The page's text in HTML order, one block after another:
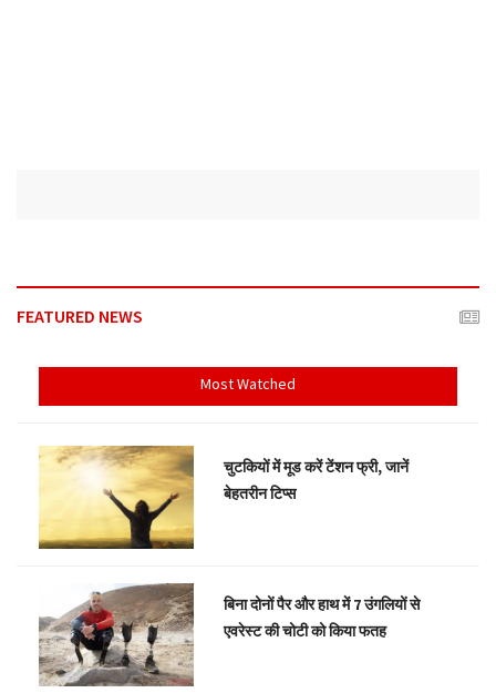
FEATURED NEWS
Most Watched
चुटकियों में मूड करें टेंशन फ्री, जानें
बेहतरीन टिप्स
बिना दोनों पैर और हाथ में 7 उंगलियों से
एवरेस्ट की चोटी को किया फतह